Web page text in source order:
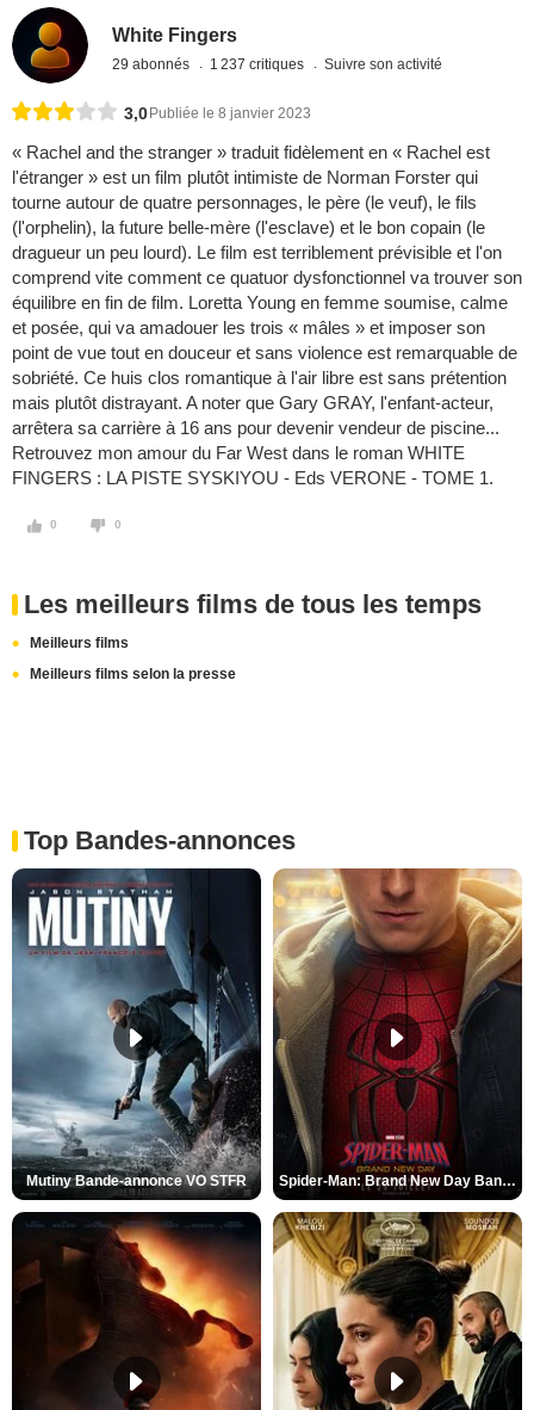
White Fingers
29 abonnés 1 237 critiques Suivre son activité
3,0 Publiée le 8 janvier 2023
« Rachel and the stranger » traduit fidèlement en « Rachel est
l'étranger » est un film plutôt intimiste de Norman Forster qui
tourne autour de quatre personnages, le père (le veuf), le fils
(l'orphelin), la future belle-mère (l'esclave) et le bon copain (le
dragueur un peu lourd). Le film est terriblement prévisible et l'on
comprend vite comment ce quatuor dysfonctionnel va trouver son
équilibre en fin de film. Loretta Young en femme soumise, calme
et posée, qui va amadouer les trois « mâles » et imposer son
point de vue tout en douceur et sans violence est remarquable de
sobriété. Ce huis clos romantique à l'air libre est sans prétention
mais plutôt distrayant. A noter que Gary GRAY, l'enfant-acteur,
arrêtera sa carrière à 16 ans pour devenir vendeur de piscine...
Retrouvez mon amour du Far West dans le roman WHITE
FINGERS : LA PISTE SYSKIYOU - Eds VERONE - TOME 1.
0 0
Les meilleurs films de tous les temps
Meilleurs films
Meilleurs films selon la presse
Top Bandes-annonces
Mutiny Bande-annonce VO STFR Spider-Man: Brand New Day Bande-annonce VO STFR